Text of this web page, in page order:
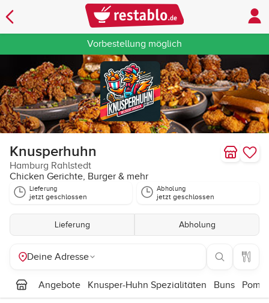
Vorbestellung möglich
Knusperhuhn
Hamburg Rahlstedt
Chicken Gerichte, Burger & mehr
Lieferung
jetzt geschlossen
Abholung
jetzt geschlossen
Lieferung Abholung
Deine Adresse
Angebote Knusper-Huhn Spezialitäten Buns